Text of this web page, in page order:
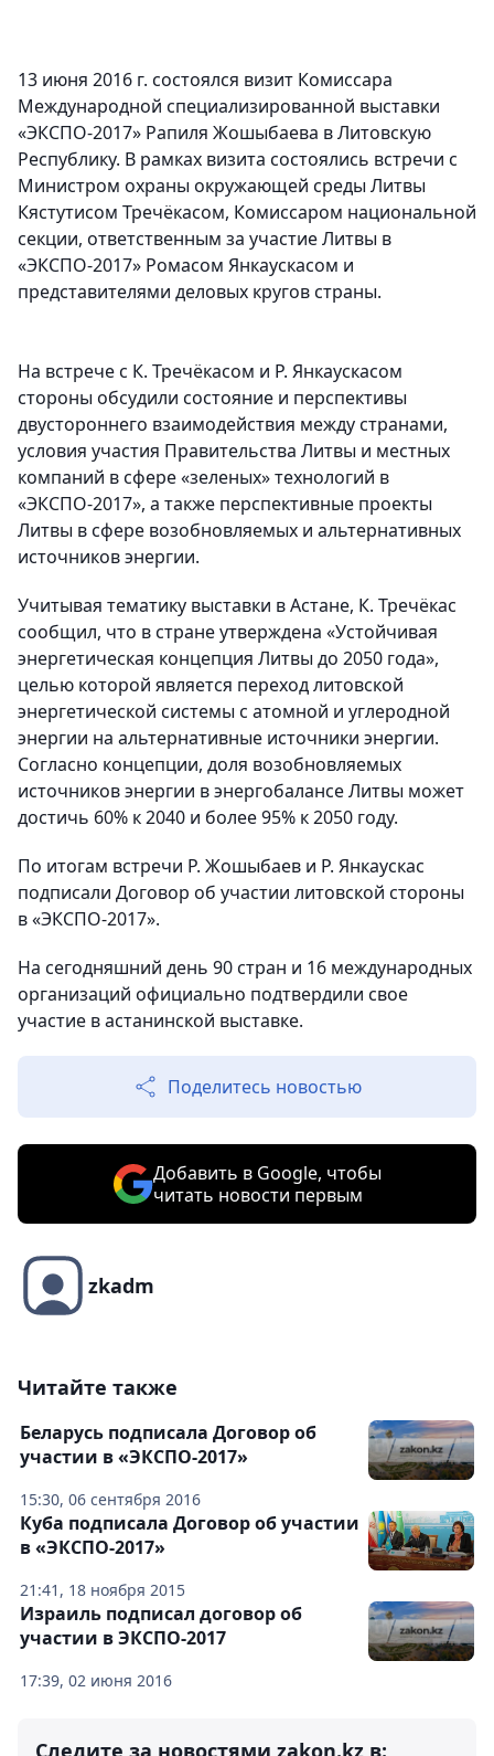
13 июня 2016 г. состоялся визит Комиссара
Международной специализированной выставки
«ЭКСПО-2017» Рапиля Жошыбаева в Литовскую
Республику. В рамках визита состоялись встречи с
Министром охраны окружающей среды Литвы
Кястутисом Тречёкасом, Комиссаром национальной
секции, ответственным за участие Литвы в
«ЭКСПО-2017» Ромасом Янкаускасом и
представителями деловых кругов страны.
На встрече с К. Тречёкасом и Р. Янкаускасом
стороны обсудили состояние и перспективы
двустороннего взаимодействия между странами,
условия участия Правительства Литвы и местных
компаний в сфере «зеленых» технологий в
«ЭКСПО-2017», а также перспективные проекты
Литвы в сфере возобновляемых и альтернативных
источников энергии.
Учитывая тематику выставки в Астане, К. Тречёкас
сообщил, что в стране утверждена «Устойчивая
энергетическая концепция Литвы до 2050 года»,
целью которой является переход литовской
энергетической системы с атомной и углеродной
энергии на альтернативные источники энергии.
Согласно концепции, доля возобновляемых
источников энергии в энергобалансе Литвы может
достичь 60% к 2040 и более 95% к 2050 году.
По итогам встречи Р. Жошыбаев и Р. Янкаускас
подписали Договор об участии литовской стороны
в «ЭКСПО-2017».
На сегодняшний день 90 стран и 16 международных
организаций официально подтвердили свое
участие в астанинской выставке.
Поделитесь новостью
Добавить в Google, чтобы
читать новости первым
zkadm
Читайте также
15:30, 06 сентября 2016
Беларусь подписала Договор об
участии в «ЭКСПО-2017»
21:41, 18 ноября 2015
Куба подписала Договор об участии
в «ЭКСПО-2017»
17:39, 02 июня 2016
Израиль подписал договор об
участии в ЭКСПО-2017
Следите за новостями zakon.kz в: